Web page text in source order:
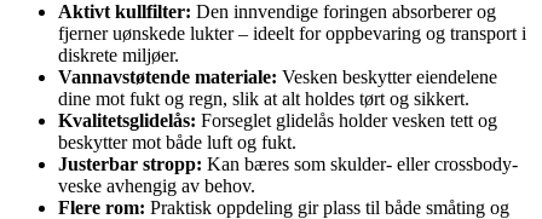
Aktivt kullfilter: Den innvendige foringen absorberer og
fjerner uønskede lukter – ideelt for oppbevaring og transport i
diskrete miljøer.
Vannavstøtende materiale: Vesken beskytter eiendelene
dine mot fukt og regn, slik at alt holdes tørt og sikkert.
Kvalitetsglidelås: Forseglet glidelås holder vesken tett og
beskytter mot både luft og fukt.
Justerbar stropp: Kan bæres som skulder- eller crossbody-
veske avhengig av behov.
Flere rom: Praktisk oppdeling gir plass til både småting og